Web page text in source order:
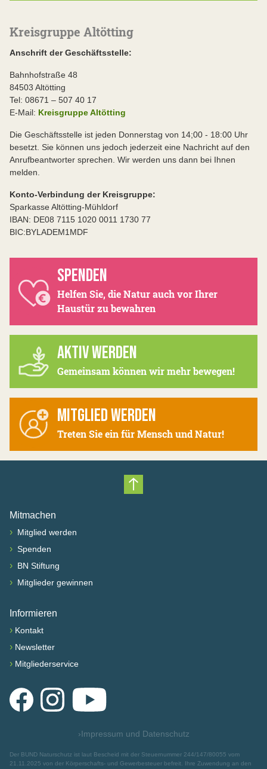
Kreisgruppe Altötting
Anschrift der Geschäftsstelle:
Bahnhofstraße 48
84503 Altötting
Tel: 08671 – 507 40 17
E-Mail: Kreisgruppe Altötting
Die Geschäftsstelle ist jeden Donnerstag von 14;00 - 18:00 Uhr
besetzt. Sie können uns jedoch jederzeit eine Nachricht auf den
Anrufbeantworter sprechen. Wir werden uns dann bei Ihnen
melden.
Konto-Verbindung der Kreisgruppe:
Sparkasse Altötting-Mühldorf
IBAN: DE08 7115 1020 0011 1730 77
BIC:BYLADEM1MDF
SPENDEN
Helfen Sie, die Natur auch vor Ihrer
Haustür zu bewahren
AKTIV WERDEN
Gemeinsam können wir mehr bewegen!
MITGLIED WERDEN
Treten Sie ein für Mensch und Natur!
Nach oben scrollen
Mitmachen
› Mitglied werden
› Spenden
› BN Stiftung
› Mitglieder gewinnen
Informieren
› Kontakt
› Newsletter
› Mitgliederservice
FacebookInstagramYouTube
›Impressum und Datenschutz
Der BUND Naturschutz ist laut Bescheid mit der Steuernummer 244/147/80055 vom
21.11.2025 von der Körperschafts- und Gewerbesteuer befreit. Ihre Zuwendung an den